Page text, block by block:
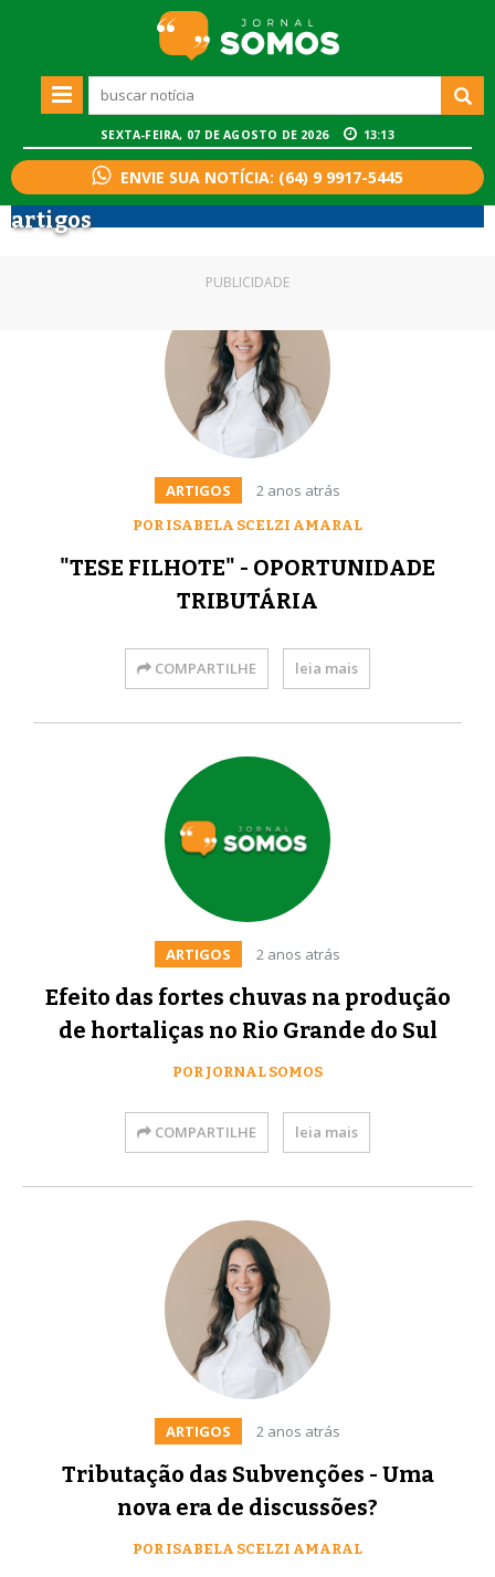
SEXTA-FEIRA, 07 DE AGOSTO DE 2026 13:13
ENVIE SUA NOTÍCIA: (64) 9 9917-5445
artigos
ARTIGOS 2 anos atrás
POR ISABELA SCELZI AMARAL
"TESE FILHOTE" - OPORTUNIDADE
TRIBUTÁRIA
COMPARTILHE leia mais
PUBLICIDADE
ARTIGOS 2 anos atrás
Efeito das fortes chuvas na produção
de hortaliças no Rio Grande do Sul
POR JORNAL SOMOS
COMPARTILHE leia mais
ARTIGOS 2 anos atrás
Tributação das Subvenções - Uma
nova era de discussões?
POR ISABELA SCELZI AMARAL